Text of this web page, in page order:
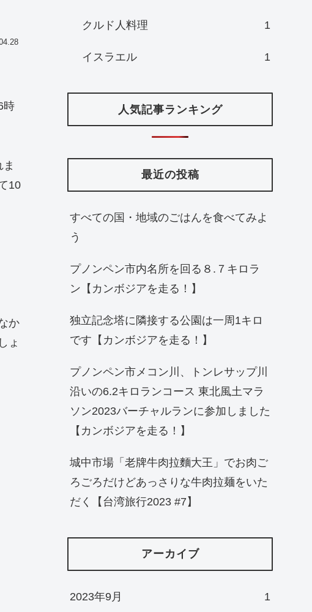
時
10
か
ょ
クルド人料理 1
イスラエル 1
人気記事ランキング
最近の投稿
すべての国・地域のごはんを食べてみよ
う
プノンペン市内名所を回る８.７キロラ
ン【カンボジアを走る！】
独立記念塔に隣接する公園は一周1キロ
です【カンボジアを走る！】
プノンペン市メコン川、トンレサップ川
沿いの6.2キロランコース 東北風土マラ
ソン2023バーチャルランに参加しました
【カンボジアを走る！】
城中市場「老牌牛肉拉麵大王」でお肉ご
ろごろだけどあっさりな牛肉拉麺をいた
だく【台湾旅行2023 #7】
アーカイブ
2023年9月 1